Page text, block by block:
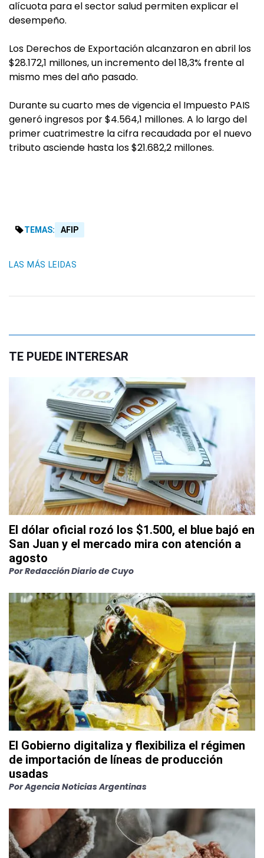
alícuota para el sector salud permiten explicar el
desempeño.
Los Derechos de Exportación alcanzaron en abril los
$28.172,1 millones, un incremento del 18,3% frente al
mismo mes del año pasado.
Durante su cuarto mes de vigencia el Impuesto PAIS
generó ingresos por $4.564,1 millones. A lo largo del
primer cuatrimestre la cifra recaudada por el nuevo
tributo asciende hasta los $21.682,2 millones.
TEMAS: AFIP
LAS MÁS LEIDAS
TE PUEDE INTERESAR
El dólar oficial rozó los $1.500, el blue bajó en
San Juan y el mercado mira con atención a
agosto
PorRedacción Diario de Cuyo
El Gobierno digitaliza y flexibiliza el régimen
de importación de líneas de producción
usadas
PorAgencia Noticias Argentinas